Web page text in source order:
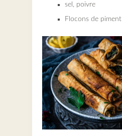
sel, poivre
Flocons de piment